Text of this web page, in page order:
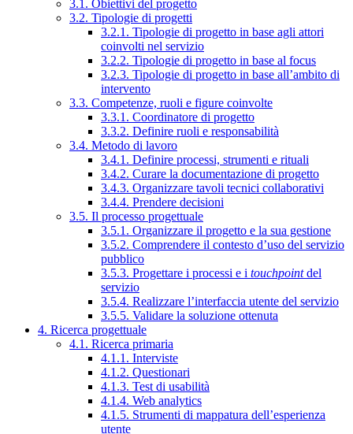
3.1. Obiettivi del progetto
3.2. Tipologie di progetti
3.2.1. Tipologie di progetto in base agli attori
coinvolti nel servizio
3.2.2. Tipologie di progetto in base al focus
3.2.3. Tipologie di progetto in base all’ambito di
intervento
3.3. Competenze, ruoli e figure coinvolte
3.3.1. Coordinatore di progetto
3.3.2. Definire ruoli e responsabilità
3.4. Metodo di lavoro
3.4.1. Definire processi, strumenti e rituali
3.4.2. Curare la documentazione di progetto
3.4.3. Organizzare tavoli tecnici collaborativi
3.4.4. Prendere decisioni
3.5. Il processo progettuale
3.5.1. Organizzare il progetto e la sua gestione
3.5.2. Comprendere il contesto d’uso del servizio
pubblico
3.5.3. Progettare i processi e i touchpointdel
servizio
3.5.4. Realizzare l’interfaccia utente del servizio
3.5.5. Validare la soluzione ottenuta
4. Ricerca progettuale
4.1. Ricerca primaria
4.1.1. Interviste
4.1.2. Questionari
4.1.3. Test di usabilità
4.1.4. Web analytics
4.1.5. Strumenti di mappatura dell’esperienza
utente